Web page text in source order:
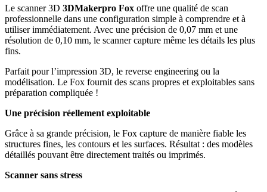
Le scanner 3D 3DMakerpro Fox offre une qualité de scan
professionnelle dans une configuration simple à comprendre et à
utiliser immédiatement. Avec une précision de 0,07 mm et une
résolution de 0,10 mm, le scanner capture même les détails les plus
fins.
Parfait pour l’impression 3D, le reverse engineering ou la
modélisation. Le Fox fournit des scans propres et exploitables sans
préparation compliquée !
Une précision réellement exploitable
Grâce à sa grande précision, le Fox capture de manière fiable les
structures fines, les contours et les surfaces. Résultat : des modèles
détaillés pouvant être directement traités ou imprimés.
Scanner sans stress